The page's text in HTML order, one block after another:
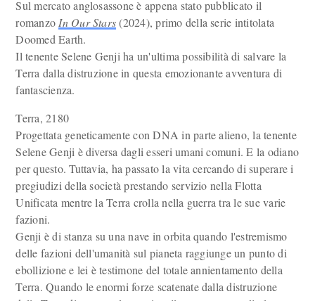
Sul mercato anglosassone è appena stato pubblicato il
romanzo In Our Stars(2024), primo della serie intitolata
Doomed Earth.
Il tenente Selene Genji ha un'ultima possibilità di salvare la
Terra dalla distruzione in questa emozionante avventura di
fantascienza.
Terra, 2180
Progettata geneticamente con DNA in parte alieno, la tenente
Selene Genji è diversa dagli esseri umani comuni. E la odiano
per questo. Tuttavia, ha passato la vita cercando di superare i
pregiudizi della società prestando servizio nella Flotta
Unificata mentre la Terra crolla nella guerra tra le sue varie
fazioni.
Genji è di stanza su una nave in orbita quando l'estremismo
delle fazioni dell'umanità sul pianeta raggiunge un punto di
ebollizione e lei è testimone del totale annientamento della
Terra. Quando le enormi forze scatenate dalla distruzione